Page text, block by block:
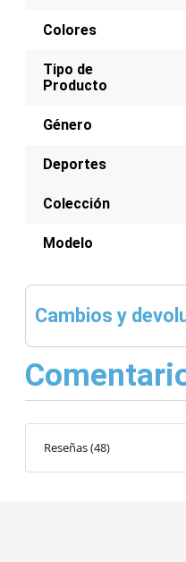
Colores
Tipo de
Producto
Género
Deportes
Colección
Modelo
Cambios y
Reseñas(48)